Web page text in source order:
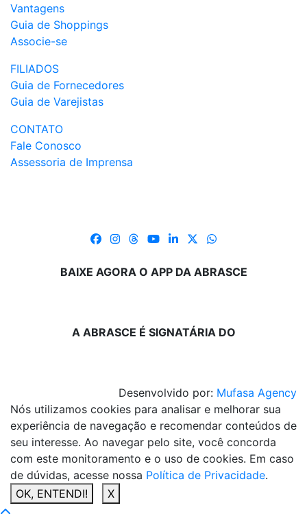
Vantagens
Guia de Shoppings
Associe-se
FILIADOS
Guia de Fornecedores
Guia de Varejistas
CONTATO
Fale Conosco
Assessoria de Imprensa
BAIXE AGORA O APP DA ABRASCE
A ABRASCE É SIGNATÁRIA DO
Desenvolvido por: Mufasa Agency
Nós utilizamos cookies para analisar e melhorar sua
experiência de navegação e recomendar conteúdos de
seu interesse. Ao navegar pelo site, você concorda
com este monitoramento e o uso de cookies. Em caso
de dúvidas, acesse nossa Política de Privacidade.
OK, ENTENDI!
X